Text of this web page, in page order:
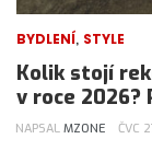
BYDLENÍ, STYLE
Kolik stojí
v roce 2026?
NAPSAL MZONE ČVC